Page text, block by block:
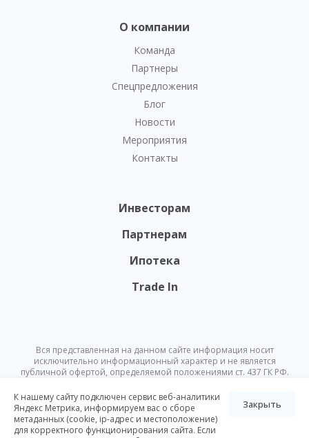
О компании
Команда
Партнеры
Спецпредложения
Блог
Новости
Мероприятия
Контакты
Инвесторам
Партнерам
Ипотека
Trade In
Вся представленная на данном сайте информация носит
исключительно информационный характер и не является
публичной офертой, определяемой положениями ст. 437 ГК РФ.
изменена в любое время без предварительного уведомления.
© Nikoliers 2026
К нашему сайту подключен сервис веб-аналитики
Яндекс Метрика, информируем вас о сборе
метаданных (cookie, ip-адрес и местоположение)
для корректного функционирования сайта. Если
Закрыть